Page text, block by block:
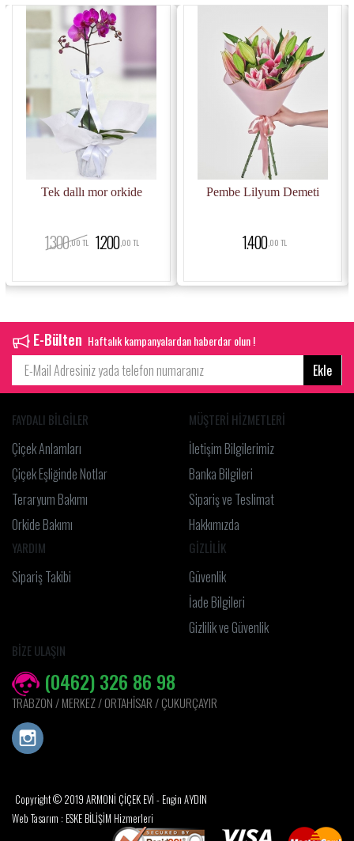
Tek dallı mor orkide
1.300,00 TL 1.200,00 TL
Pembe Lilyum Demeti
1.400,00 TL
E-Bülten Haftalık kampanyalardan haberdar olun !
Ekle
FAYDALI BİLGİLER
Çiçek Anlamları
Çiçek Eşliğinde Notlar
Teraryum Bakımı
Orkide Bakımı
MÜŞTERİ HİZMETLERİ
İletişim Bilgilerimiz
Banka Bilgileri
Sipariş ve Teslimat
Hakkımızda
YARDIM
Sipariş Takibi
GİZLİLİK
Güvenlik
İade Bilgileri
Gizlilik ve Güvenlik
BİZE ULAŞIN
(0462) 326 86 98
TRABZON / MERKEZ / ORTAHİSAR / ÇUKURÇAYIR
Copyright © 2019 ARMONİ ÇİÇEK EVİ - Engin AYDIN
Web Tasarım : ESKE BİLİŞİM Hizmerleri